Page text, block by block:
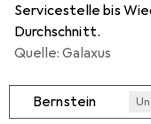
Servicestelle bis
Durchschnitt.
Quelle: Galaxus
Bernstein